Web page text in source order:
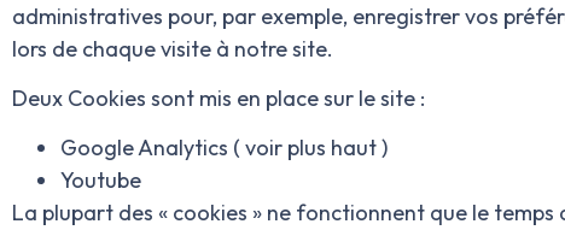
administratives pour, par exemple, enregistrer vos
lors de chaque visite à notre site.
Deux Cookies sont mis en place sur le site :
Google Analytics ( voir plus haut )
Youtube
La plupart des « cookies » ne fonctionnent que le